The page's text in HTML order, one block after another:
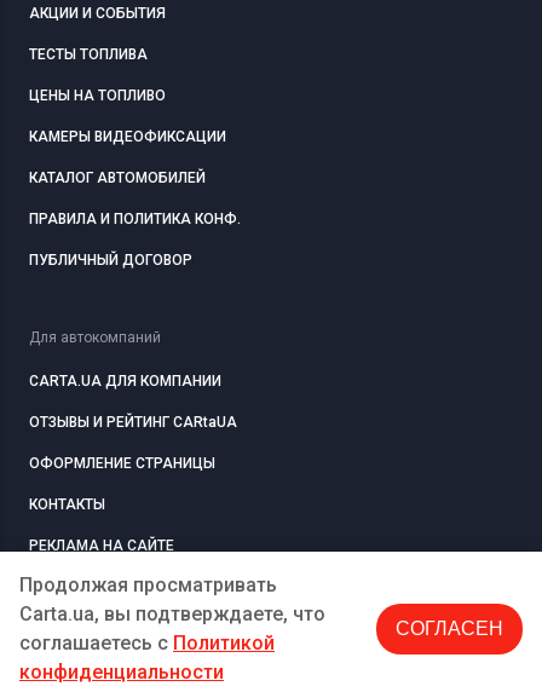
Продолжая просматривать
Carta.ua, вы подтверждаете, что
соглашаетесь c Политикой
конфиденциальности
СОГЛАСЕН
АКЦИИ И СОБЫТИЯ
ТЕСТЫ ТОПЛИВА
ЦЕНЫ НА ТОПЛИВО
КАМЕРЫ ВИДЕОФИКСАЦИИ
КАТАЛОГ АВТОМОБИЛЕЙ
ПРАВИЛА И ПОЛИТИКА КОНФ.
ПУБЛИЧНЫЙ ДОГОВОР
Для автокомпаний
CARTA.UA ДЛЯ КОМПАНИИ
ОТЗЫВЫ И РЕЙТИНГ CARtaUA
ОФОРМЛЕНИЕ СТРАНИЦЫ
КОНТАКТЫ
РЕКЛАМА НА САЙТЕ
РЕГИСТРАЦИЯ КОМПАНИЮ